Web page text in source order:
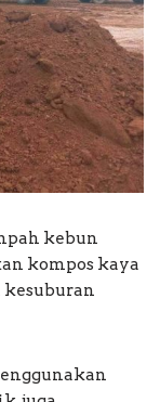
kebun
kompos kaya